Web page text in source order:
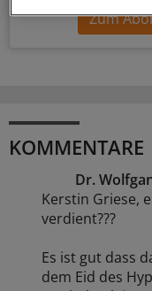
Zum
KOMMENTARE
Dr.
Kerstin Griese,
verdient???
Es ist gut dass
dem Eid des